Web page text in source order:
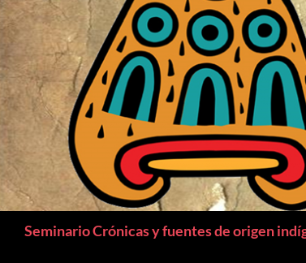
Seminario Crónicas y fuentes de origen